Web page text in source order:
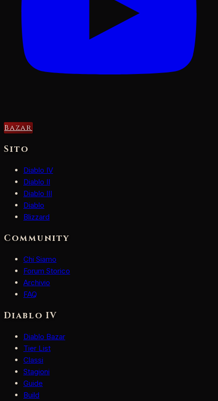
Bazar
Sito
Diablo IV
Diablo II
Diablo III
Diablo
Blizzard
Community
Chi Siamo
Forum Storico
Archivio
FAQ
Diablo IV
Diablo Bazar
Tier List
Classi
Stagioni
Guide
Build